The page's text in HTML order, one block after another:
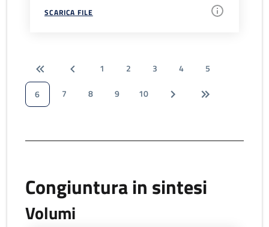
SCARICA FILE
1 2 3 4
5
6
7 8 9 10
Congiuntura in sintesi
Volumi